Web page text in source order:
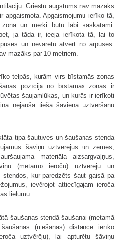
Griestu augstums nav mazāks
apgaismota. Apgaismojumu ierīko tā,
un mērķi būtu labi saskatāmi.
ja tāda ir, ieeja ierīkota tā, lai to
un nevarētu atvērt no ārpuses.
mazāks par 10 metriem.
telpās, kurām virs bīstamās zonas
pozīcija no bīstamās zonas ir
šaujamlūkas, un kurās ir ierīkoti
nejauša tieša šāviena uztveršanu
tipa šautuves un šaušanas stenda
šāviņu uztvērējus un zemes,
materiāla aizsargvaļņus,
(metamo ieroču) uztvērēju un
stendos, kur paredzēts šaut gaisā pa
ievērojot attiecīgajam ieroča
lielumu.
šaušanas stendā šaušanai (metamā
(mešanas) distancē ierīko
uztvērēju), lai apturētu šāviņu